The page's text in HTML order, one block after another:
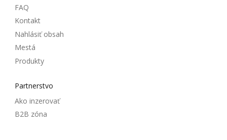
FAQ
Kontakt
Nahlásiť obsah
Mestá
Produkty
Partnerstvo
Ako inzerovať
B2B zóna